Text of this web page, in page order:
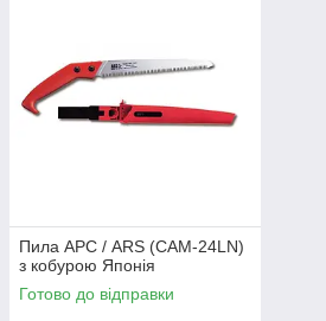
Пила АРС / ARS (CAM-24LN)
з кобурою Японія
Готово до відправки